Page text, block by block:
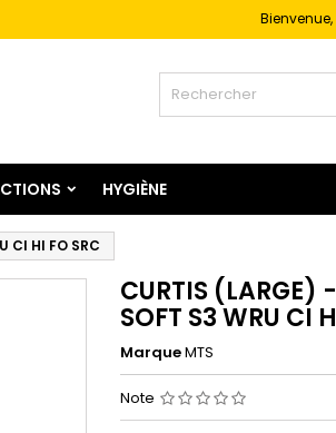
Bienvenue,
HYGIÈNE
CI HI FO SRC
CURTIS (LARGE)
SOFT S3 WRU CI
MarqueMTS
Note
×
×
Créer une liste d'envies
×
produits à votre liste
Annuler Connexion